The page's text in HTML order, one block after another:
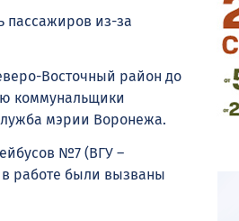
пассажиров из-за
Восточный район до
коммунальщики
мэрии Воронежа.
№7 (ВГУ –
работе были вызваны